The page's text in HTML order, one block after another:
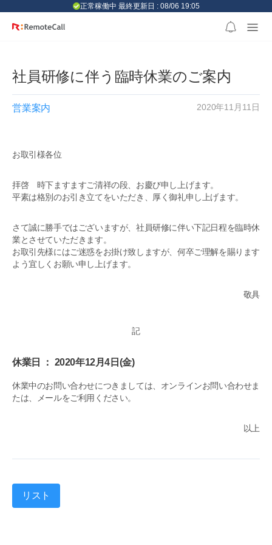
正常稼働中 最終更新日 : 08/06 19:05
社員研修に伴う臨時休業のご案内
営業案内 2020年11月11日
お取引様各位
拝啓 時下ますますご清祥の段、お慶び申し上げます。
平素は格別のお引き立てをいただき、厚く御礼申し上げます。
さて誠に勝手ではございますが、社員研修に伴い下記日程を臨時休
業とさせていただきます。
お取引先様にはご迷惑をお掛け致しますが、何卒ご理解を賜ります
よう宜しくお願い申し上げます。
敬具
記
休業日 ： 2020年12月4日(金)
休業中のお問い合わせにつきましては、オンラインお問い合わせま
たは、メールをご利用ください。
以上
リスト